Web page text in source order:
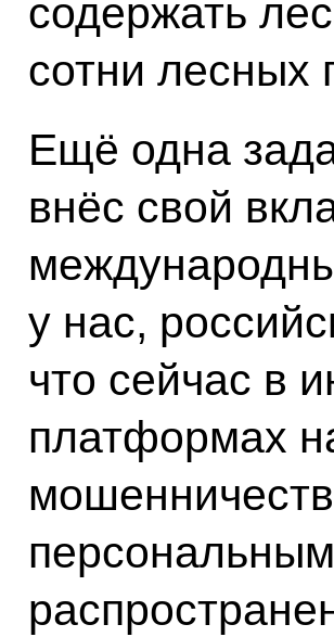
содержать
сотни лесных
Ещё одна
внёс свой
у нас,
что сейчас в
платформах